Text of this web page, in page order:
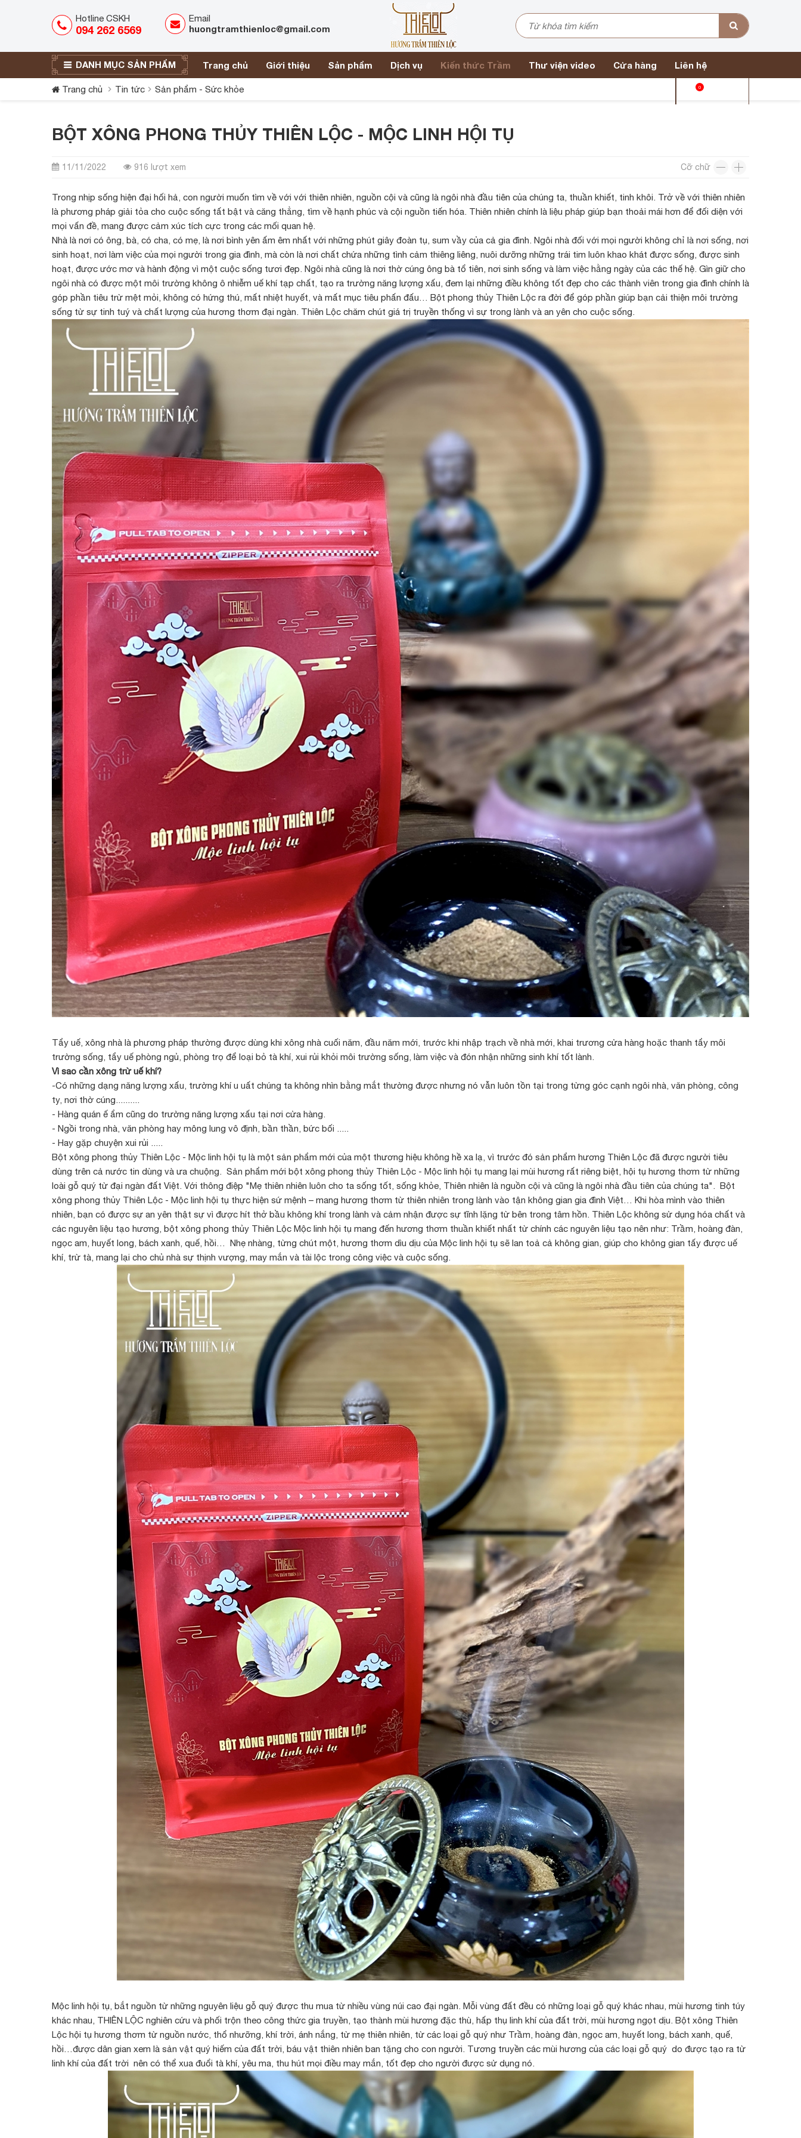
Hotline CSKH
094 262 6569
Email
huongtramthienloc@gmail.com
DANH MỤC SẢN PHẨM Trang chủ Giới thiệu Sản phẩm Dịch vụ Kiến thức Trầm Thư viện video Cửa hàng Liên hệ
0 Giỏ hàng
Trang chủ Tin tức Sản phẩm - Sức khỏe
BỘT XÔNG PHONG THỦY THIÊN LỘC - MỘC LINH HỘI TỤ
11/11/2022 916 lượt xem Cỡ chữ
Trong nhịp sống hiện đại hối hả, con người muốn tìm về với với thiên nhiên, nguồn cội và cũng là ngôi nhà đầu tiên của chúng ta, thuần khiết, tinh khôi. Trở về với thiên nhiên
là phương pháp giải tỏa cho cuộc sống tất bật và căng thẳng, tìm về hạnh phúc và cội nguồn tiến hóa. Thiên nhiên chính là liệu pháp giúp bạn thoải mái hơn để đối diện với
mọi vấn đề, mang được cảm xúc tích cực trong các mối quan hệ.
Nhà là nơi có ông, bà, có cha, có mẹ, là nơi bình yên ấm êm nhất với những phút giây đoàn tụ, sum vầy của cả gia đình. Ngôi nhà đối với mọi người không chỉ là nơi sống, nơi
sinh hoạt, nơi làm việc của mọi người trong gia đình, mà còn là nơi chất chứa những tình cảm thiêng liêng, nuôi dưỡng những trái tim luôn khao khát được sống, được sinh
hoạt, được ước mơ và hành động vì một cuộc sống tươi đẹp. Ngôi nhà cũng là nơi thờ cúng ông bà tổ tiên, nơi sinh sống và làm việc hằng ngày của các thế hệ. Gìn giữ cho
ngôi nhà có được một môi trường không ô nhiễm uế khí tạp chất, tạo ra trường năng lượng xấu, đem lại những điều không tốt đẹp cho các thành viên trong gia đình chính là
góp phần tiêu trừ mệt mỏi, không có hứng thú, mất nhiệt huyết, và mất mục tiêu phấn đấu… Bột phong thủy Thiên Lộc ra đời để góp phần giúp bạn cải thiện môi trường
sống từ sự tinh tuý và chất lượng của hương thơm đại ngàn. Thiên Lộc chăm chút giá trị truyền thống vì sự trong lành và an yên cho cuộc sống.
Tẩy uế, xông nhà là phương pháp thường được dùng khi xông nhà cuối năm, đầu năm mới, trước khi nhập trạch về nhà mới, khai trương cửa hàng hoặc thanh tẩy môi
trường sống, tẩy uế phòng ngủ, phòng trọ để loại bỏ tà khí, xui rủi khỏi môi trường sống, làm việc và đón nhận những sinh khí tốt lành.
Vì sao cần xông trừ uế khí?
-Có những dạng năng lượng xấu, trường khí u uất chúng ta không nhìn bằng mắt thường được nhưng nó vẫn luôn tồn tại trong từng góc cạnh ngôi nhà, văn phòng, công
ty, nơi thờ cúng..........
- Hàng quán ế ẩm cũng do trường năng lượng xấu tại nơi cửa hàng.
- Ngồi trong nhà, văn phòng hay mông lung vô định, bần thần, bức bối .....
- Hay gặp chuyện xui rủi .....
Bột xông phong thủy Thiên Lộc - Mộc linh hội tụ là một sản phẩm mới của một thương hiệu không hề xa lạ, vì trước đó sản phẩm hương Thiên Lộc đã được người tiêu
dùng trên cả nước tin dùng và ưa chuộng. Sản phẩm mới bột xông phong thủy Thiên Lộc - Mộc linh hội tụ mang lại mùi hương rất riêng biệt, hội tụ hương thơm từ những
loài gỗ quý từ đại ngàn đất Việt. Với thông điệp "Mẹ thiên nhiên luôn cho ta sống tốt, sống khỏe, Thiên nhiên là nguồn cội và cũng là ngôi nhà đầu tiên của chúng ta". Bột
xông phong thủy Thiên Lộc - Mộc linh hội tụ thực hiện sứ mệnh – mang hương thơm từ thiên nhiên trong lành vào tận không gian gia đình Việt… Khi hòa mình vào thiên
nhiên, bạn có được sự an yên thật sự vì được hít thở bầu không khí trong lành và cảm nhận được sự tĩnh lặng từ bên trong tâm hồn. Thiên Lộc không sử dụng hóa chất và
các nguyên liệu tạo hương, bột xông phong thủy Thiên Lộc Mộc linh hội tụ mang đến hương thơm thuần khiết nhất từ chính các nguyên liệu tạo nên như: Trầm, hoàng đàn,
ngọc am, huyết long, bách xanh, quế, hồi… Nhẹ nhàng, từng chút một, hương thơm dìu dịu của Mộc linh hội tụ sẽ lan toả cả không gian, giúp cho không gian tấy được uế
khí, trừ tà, mang lại cho chủ nhà sự thịnh vượng, may mắn và tài lộc trong công việc và cuộc sống.
Mộc linh hội tụ, bắt nguồn từ những nguyên liệu gỗ quý được thu mua từ nhiều vùng núi cao đại ngàn. Mỗi vùng đất đều có những loại gỗ quý khác nhau, mùi hương tinh túy
khác nhau, THIÊN LỘC nghiên cứu và phối trộn theo công thức gia truyền, tạo thành mùi hương đặc thù, hấp thụ linh khí của đất trời, mùi hương ngọt dịu. Bột xông Thiên
Lộc hội tụ hương thơm từ nguồn nước, thổ nhưỡng, khí trời, ánh nắng, từ mẹ thiên nhiên, từ các loại gỗ quý như Trầm, hoàng đàn, ngọc am, huyết long, bách xanh, quế,
hồi…được dân gian xem là sản vật quý hiếm của đất trời, báu vật thiên nhiên ban tặng cho con người. Tương truyền các mùi hương của các loại gỗ quý do được tạo ra từ
linh khí của đất trời nên có thể xua đuổi tà khí, yêu ma, thu hút mọi điều may mắn, tốt đẹp cho người được sử dụng nó.